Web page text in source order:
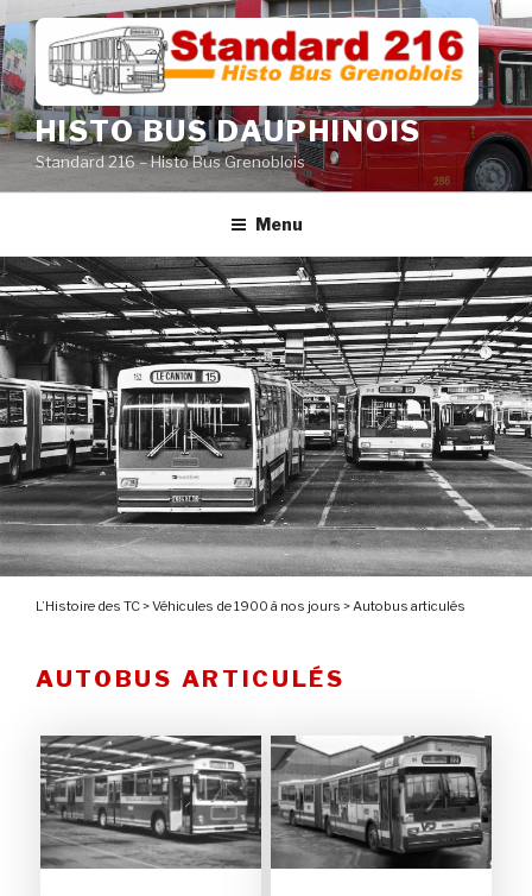
Aller
au
contenu
principal
HISTO BUS DAUPHINOIS
Standard 216 – Histo Bus Grenoblois
Menu
L’Histoire des TC>Véhicules de 1900 à nos jours >Autobus articulés
AUTOBUS ARTICULÉS